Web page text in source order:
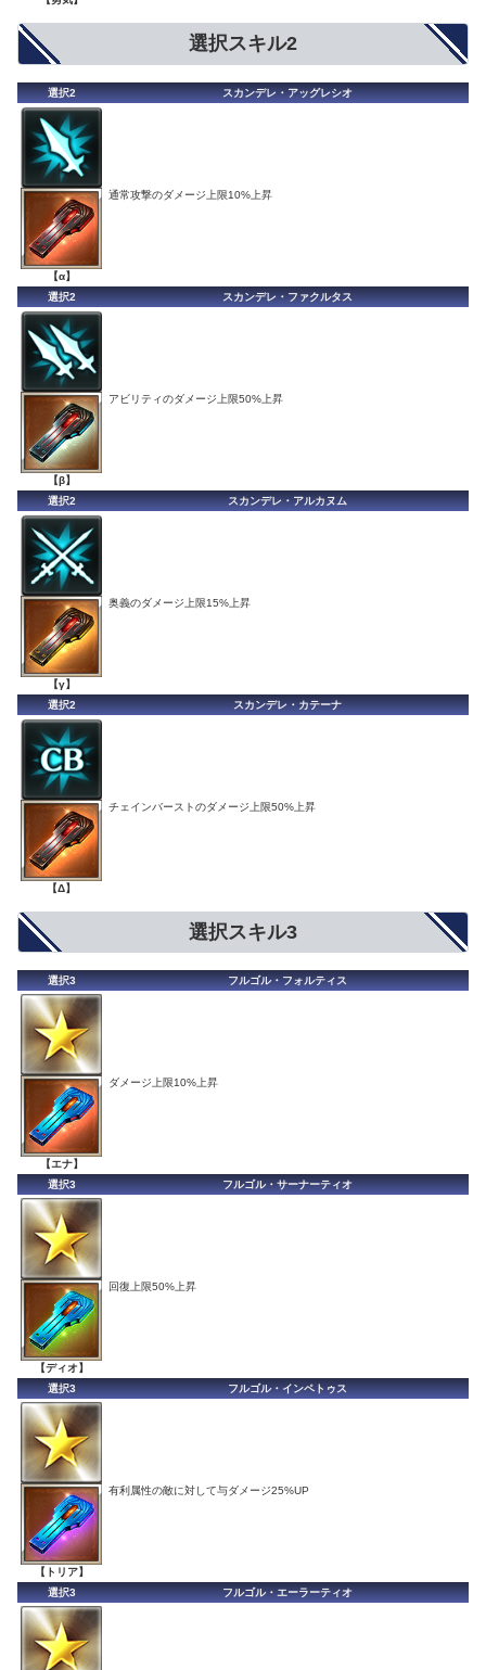
選択スキル2
選択2 スカンデレ・アッグレシオ
【α】
通常攻撃のダメージ上限10%上昇
選択2 スカンデレ・ファクルタス
【β】
アビリティのダメージ上限50%上昇
選択2 スカンデレ・アルカヌム
【γ】
奥義のダメージ上限15%上昇
選択2 スカンデレ・カテーナ
【Δ】
チェインバーストのダメージ上限50%上昇
選択スキル3
選択3 フルゴル・フォルティス
【エナ】
ダメージ上限10%上昇
選択3 フルゴル・サーナーティオ
【ディオ】
回復上限50%上昇
選択3 フルゴル・インペトゥス
【トリア】
有利属性の敵に対して与ダメージ25%UP
選択3 フルゴル・エーラーティオ